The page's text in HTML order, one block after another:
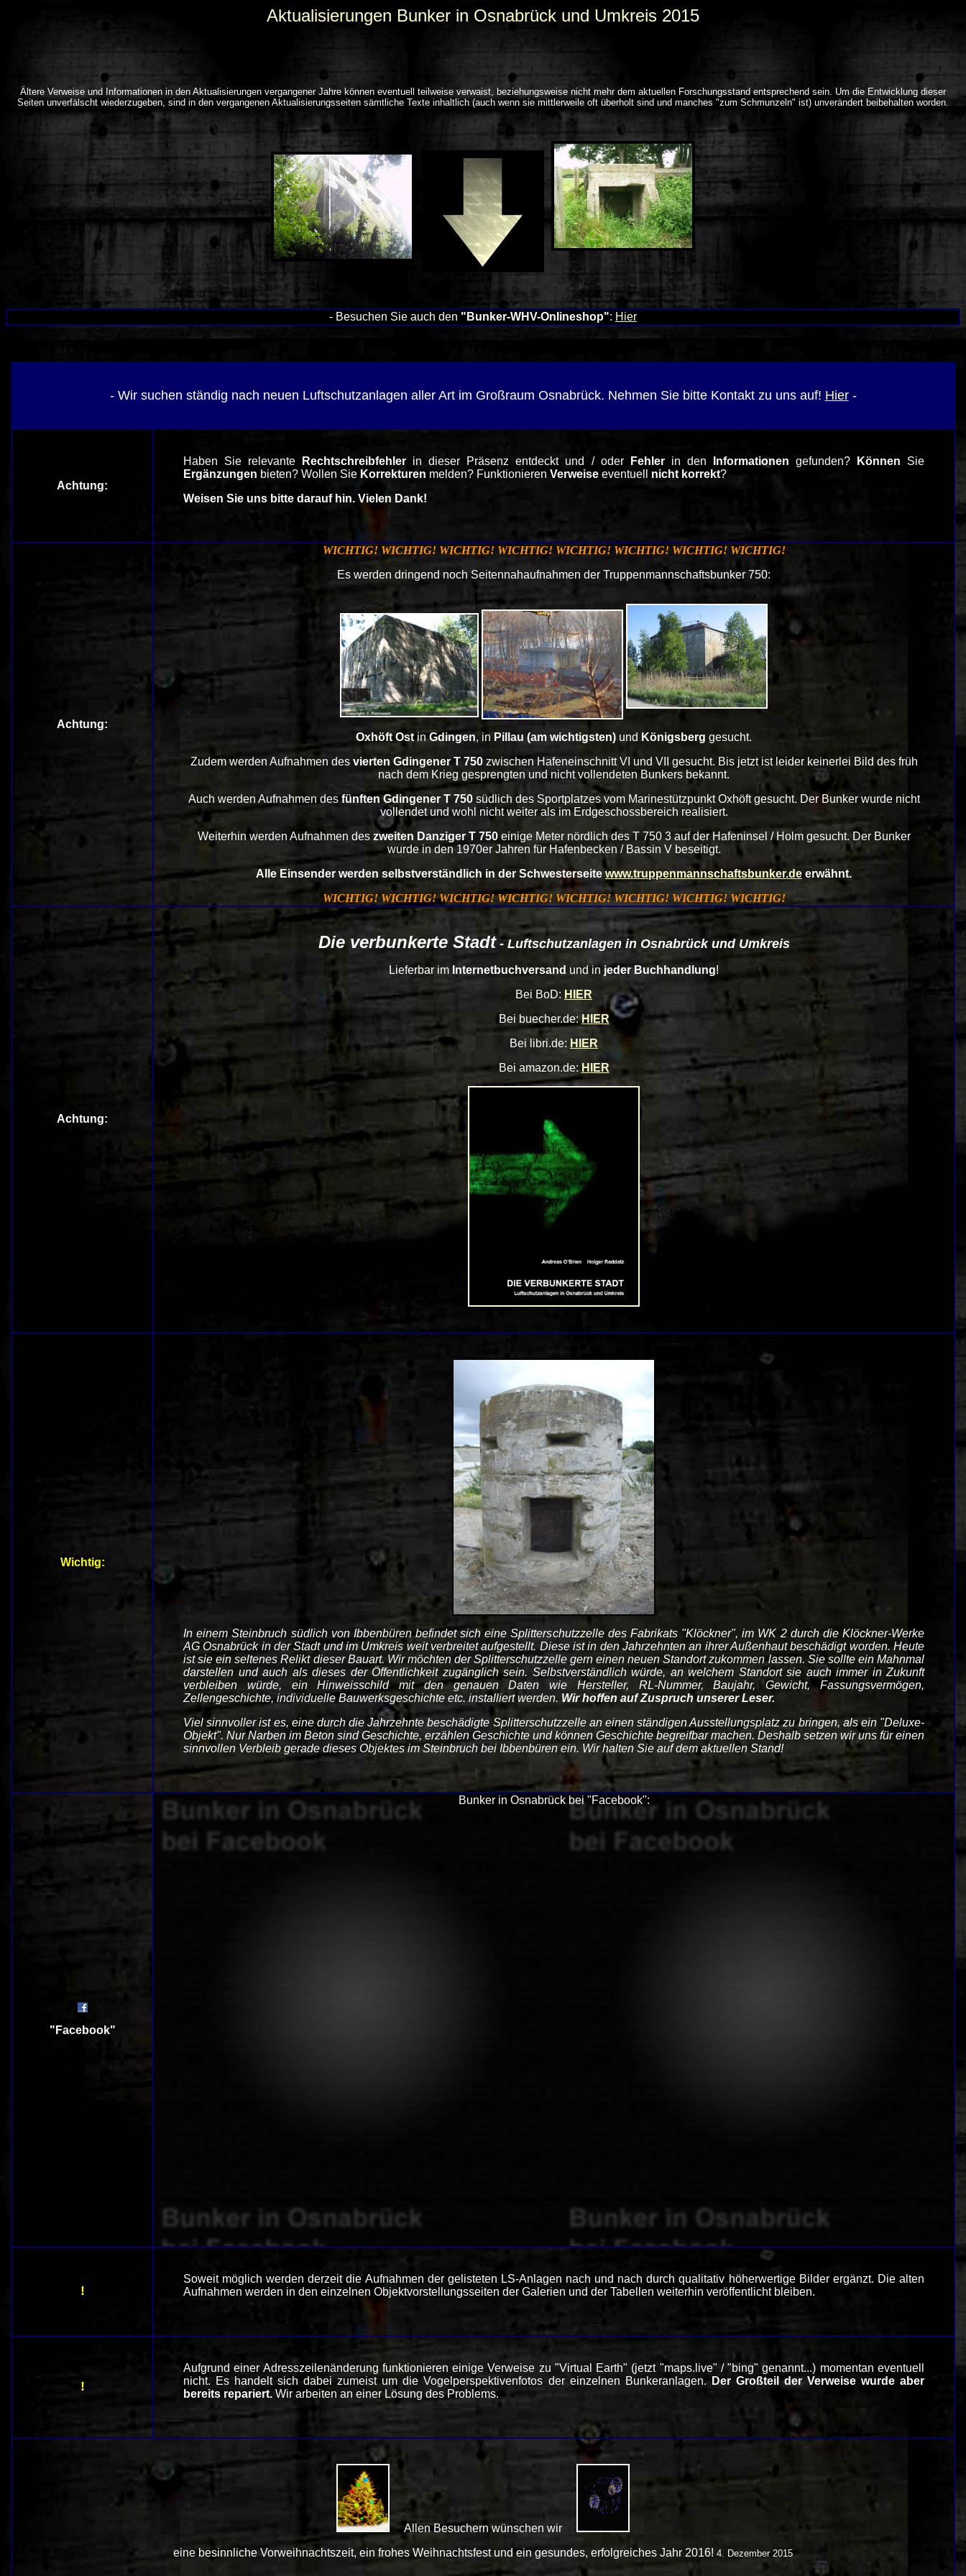
Aktualisierungen Bunker in Osnabrück und Umkreis 2015
Ältere Verweise und Informationen in den Aktualisierungen vergangener Jahre können eventuell teilweise verwaist, beziehungsweise nicht mehr dem aktuellen Forschungsstand entsprechend sein. Um die Entwicklung dieser
Seiten unverfälscht wiederzugeben, sind in den vergangenen Aktualisierungsseiten sämtliche Texte inhaltlich (auch wenn sie mittlerweile oft überholt sind und manches "zum Schmunzeln" ist) unverändert beibehalten worden.
- Besuchen Sie auch den "Bunker-WHV-Onlineshop": Hier
- Wir suchen ständig nach neuen Luftschutzanlagen aller Art im Großraum Osnabrück. Nehmen Sie bitte Kontakt zu uns auf! Hier-
Achtung:
Haben Sie relevante Rechtschreibfehler in dieser Präsenz entdeckt und / oder Fehlerin den Informationen gefunden?Können Sie
Ergänzungen bieten? Wollen Sie Korrekturen melden? Funktionieren Verweise eventuell nicht korrekt?
Weisen Sie uns bitte darauf hin. Vielen Dank!
Achtung:
WICHTIG! WICHTIG! WICHTIG! WICHTIG! WICHTIG! WICHTIG! WICHTIG! WICHTIG!
Es werden dringend noch Seitennahaufnahmen der Truppenmannschaftsbunker 750:
Oxhöft OstinGdingen, in Pillau (am wichtigsten) und Königsberg gesucht.
Zudem werden Aufnahmen des vierten Gdingener T 750 zwischen Hafeneinschnitt VI und VII gesucht. Bis jetzt ist leider keinerlei Bild des früh
nach dem Krieg gesprengten und nicht vollendeten Bunkers bekannt.
Auch werden Aufnahmen desfünften Gdingener T 750südlich des Sportplatzes vom Marinestützpunkt Oxhöft gesucht. Der Bunker wurde nicht
vollendet und wohl nicht weiter als im Erdgeschossbereich realisiert.
Weiterhin werden Aufnahmen des zweiten Danziger T 750einige Meter nördlich des T 750 3 auf der Hafeninsel / Holm gesucht. Der Bunker
wurde in den 1970er Jahren für Hafenbecken / Bassin V beseitigt.
Alle Einsender werden selbstverständlich in der Schwesterseite www.truppenmannschaftsbunker.deerwähnt.
WICHTIG! WICHTIG! WICHTIG! WICHTIG! WICHTIG! WICHTIG! WICHTIG! WICHTIG!
Achtung:
Die verbunkerte Stadt- Luftschutzanlagen in Osnabrück und Umkreis
Lieferbar im Internetbuchversand und in jeder Buchhandlung!
Bei BoD: HIER
Bei buecher.de:HIER
Bei libri.de: HIER
Bei amazon.de: HIER
Wichtig:
In einem Steinbruch südlich von Ibbenbüren befindet sich eine Splitterschutzzelle des Fabrikats "Klöckner", im WK 2 durch die Klöckner-Werke
AG Osnabrück in der Stadt und im Umkreis weit verbreitet aufgestellt. Diese ist in den Jahrzehnten an ihrer Außenhaut beschädigt worden. Heute
ist sie ein seltenes Relikt dieser Bauart. Wir möchten der Splitterschutzzelle gern einen neuen Standort zukommen lassen. Sie sollte ein Mahnmal
darstellen und auch als dieses der Öffentlichkeit zugänglich sein. Selbstverständlich würde, an welchem Standort sie auch immer in Zukunft
verbleiben würde, ein Hinweisschild mit den genauen Daten wie Hersteller, RL-Nummer, Baujahr, Gewicht, Fassungsvermögen,
Zellengeschichte, individuelle Bauwerksgeschichte etc. installiert werden. Wir hoffen auf Zuspruch unserer Leser.
Viel sinnvoller ist es, eine durch die Jahrzehnte beschädigte Splitterschutzzelle an einen ständigen Ausstellungsplatz zu bringen, als ein "Deluxe-
Objekt". Nur Narben im Beton sind Geschichte, erzählen Geschichte und können Geschichte begreifbar machen. Deshalb setzen wir uns für einen
sinnvollen Verbleib gerade dieses Objektes im Steinbruch bei Ibbenbüren ein. Wir halten Sie auf dem aktuellen Stand!
"Facebook"
Bunker in Osnabrück bei "Facebook":
!
Soweit möglich werden derzeit die Aufnahmen der gelisteten LS-Anlagen nach und nach durch qualitativ höherwertige Bilder ergänzt. Die alten
Aufnahmen werden in den einzelnen Objektvorstellungsseiten der Galerien und der Tabellen weiterhin veröffentlicht bleiben.
!
Aufgrund einer Adresszeilenänderung funktionieren einige Verweise zu "Virtual Earth" (jetzt "maps.live" / "bing" genannt...) momentan eventuell
nicht. Es handelt sich dabei zumeist um die Vogelperspektivenfotos der einzelnen Bunkeranlagen. Der Großteil der Verweise wurde aber
bereits repariert. Wir arbeiten an einer Lösung des Problems.
Allen Besuchern wünschen wir
eine besinnliche Vorweihnachtszeit, ein frohes Weihnachtsfest und ein gesundes, erfolgreiches Jahr 2016! 4. Dezember 2015